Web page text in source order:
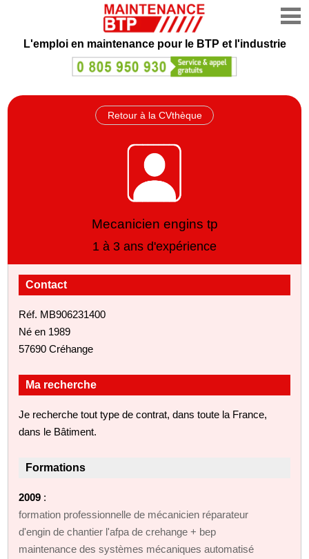
L'emploi en maintenance pour le BTP et l'industrie
Retour à la CVthèque
Mecanicien engins tp
1 à 3 ans d'expérience
Contact
Réf. MB906231400
Né en 1989
57690 Créhange
Ma recherche
Je recherche tout type de contrat, dans toute la France,
dans le Bâtiment.
Formations
2009 :
formation professionnelle de mécanicien réparateur
d'engin de chantier l'afpa de crehange + bep
maintenance des systèmes mécaniques automatisé